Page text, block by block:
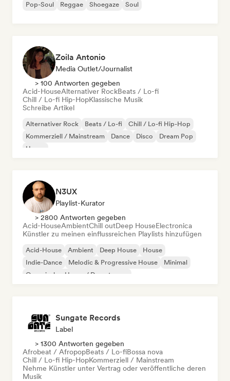
Pop-Soul
Reggae Shoegaze Soul
Zoila Antonio
Media Outlet/Journalist
> 100 Antworten gegeben
Acid-HouseAlternativer RockBeats / Lo-fi
Chill / Lo-fi Hip-HopKlassische Musik
Schreibe Artikel
Alternativer Rock Beats / Lo-fi
Chill / Lo-fi Hip-Hop
Kommerziell / Mainstream
Dance Disco
Dream Pop
House
N3UX
Playlist-Kurator
> 2800 Antworten gegeben
Acid-HouseAmbientChill outDeep HouseElectronica
Künstler zu meinen einflussreichen Playlists hinzufügen
Acid-House Ambient Deep House
House
Indie-Dance
Melodic & Progressive House
Minimal
Organischer House / Downtempo
Sungate Records
Label
> 1300 Antworten gegeben
Afrobeat / AfropopBeats / Lo-fiBossa nova
Chill / Lo-fi Hip-HopKommerziell / Mainstream
Nehme Künstler unter Vertrag oder veröffentliche deren
Musik